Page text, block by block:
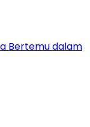
Bertemu dalam